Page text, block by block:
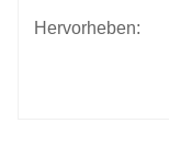
Hervorheben: